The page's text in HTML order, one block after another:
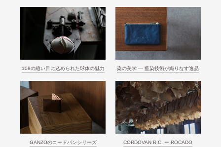
108の縫い目に込められた球体の魅力 染の美学 ― 藍染技術が織りなす逸品
GANZOのコードバンシリーズ
CORDOVAN R.C. ー ROCADO